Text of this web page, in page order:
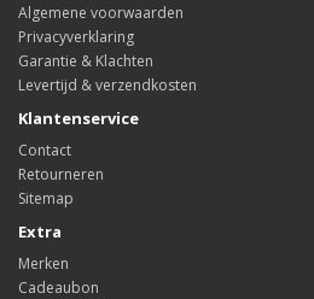
Algemene voorwaarden
Privacyverklaring
Garantie & Klachten
Levertijd & verzendkosten
Klantenservice
Contact
Retourneren
Sitemap
Extra
Merken
Cadeaubon